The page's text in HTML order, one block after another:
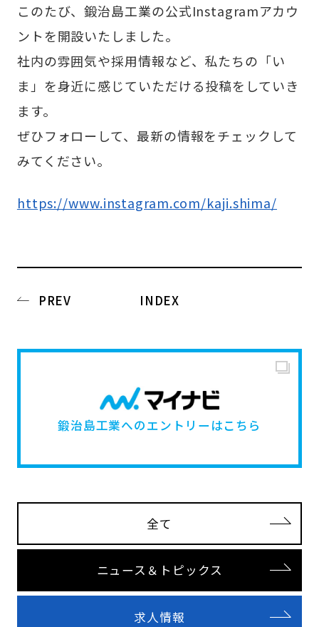
このたび、鍛治島工業の公式Instagramアカウ
ントを開設いたしました。
社内の雰囲気や採用情報など、私たちの「い
ま」を身近に感じていただける投稿をしていき
ます。
ぜひフォローして、最新の情報をチェックして
みてください。
https://www.instagram.com/kaji.shima/
PREV INDEX
鍛治島工業へのエントリーはこちら
全て
ニュース＆トピックス
求人情報